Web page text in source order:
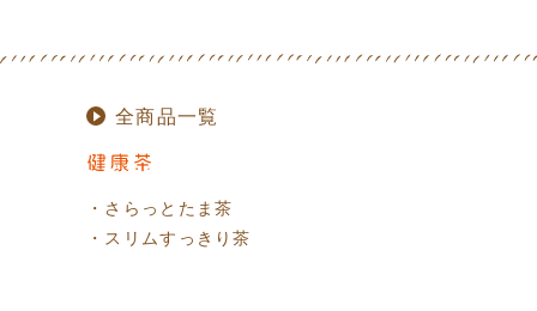
全商品一覧
・さらっとたま茶
・スリムすっきり茶